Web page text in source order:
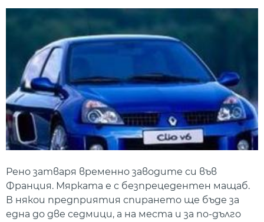
Рено затваря временно заводите си във
Франция. Мярката е с безпрецедентен мащаб.
В някои предприятия спирането ще бъде за
една до две седмици, а на места и за по-дълго